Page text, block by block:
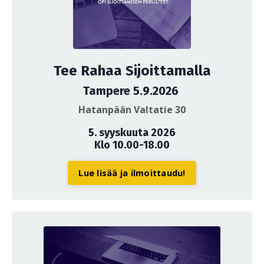
Tee Rahaa Sijoittamalla
Tampere 5.9.2026
Hatanpään Valtatie 30
5. syyskuuta 2026
Klo 10.00-18.00
Lue lisää ja ilmoittaudu!